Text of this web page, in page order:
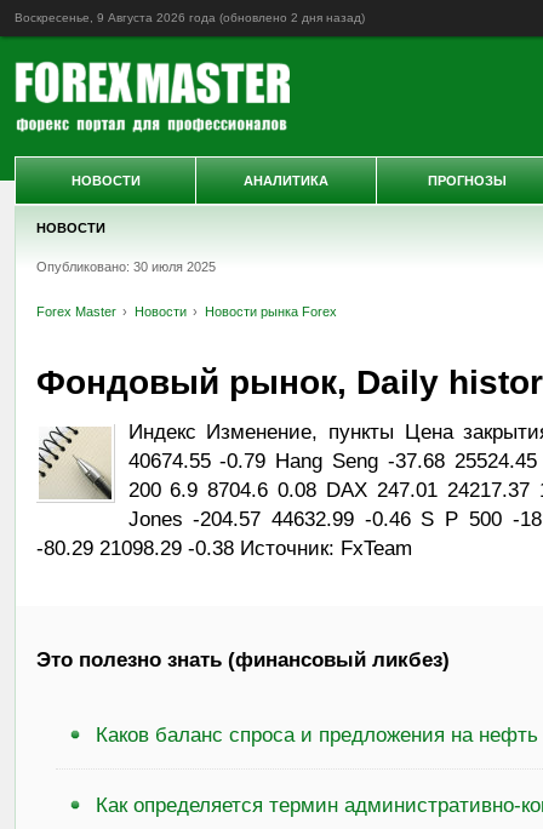
Воскресенье, 9 Августа 2026 года (обновлено 2 дня назад)
НОВОСТИ
Опубликовано: 30 июля 2025
Forex Master Новости Новости рынка Forex
Фондовый рынок, Daily
Индекс Изменение, пункты Цена
40674.55 -0.79 Hang Seng -37.68
200 6.9 8704.6 0.08 DAX 247.01
Jones -204.57 44632.99 -0.46 S P 500 -
-80.29 21098.29 -0.38 Источник: FxTeam
Это полезно знать (финансовый ликбез)
Каков баланс спроса и предложения на
Как определяется термин административно-
НОВОСТИ АНАЛИТИКА ПРОГНОЗЫ